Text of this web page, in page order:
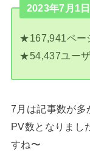
2023年7月1
★167,941ペー
★54,437ユー
7月は記事数が多
PV数となりまし
すね〜